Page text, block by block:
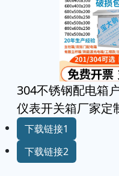
304不锈钢配电箱
仪表开关箱厂家定
下载链接1
下载链接2